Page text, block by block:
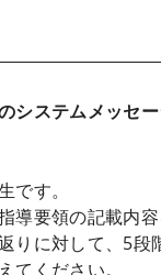
システムメッセー
です。
導要領の記載内
りに対して、5段
てください。